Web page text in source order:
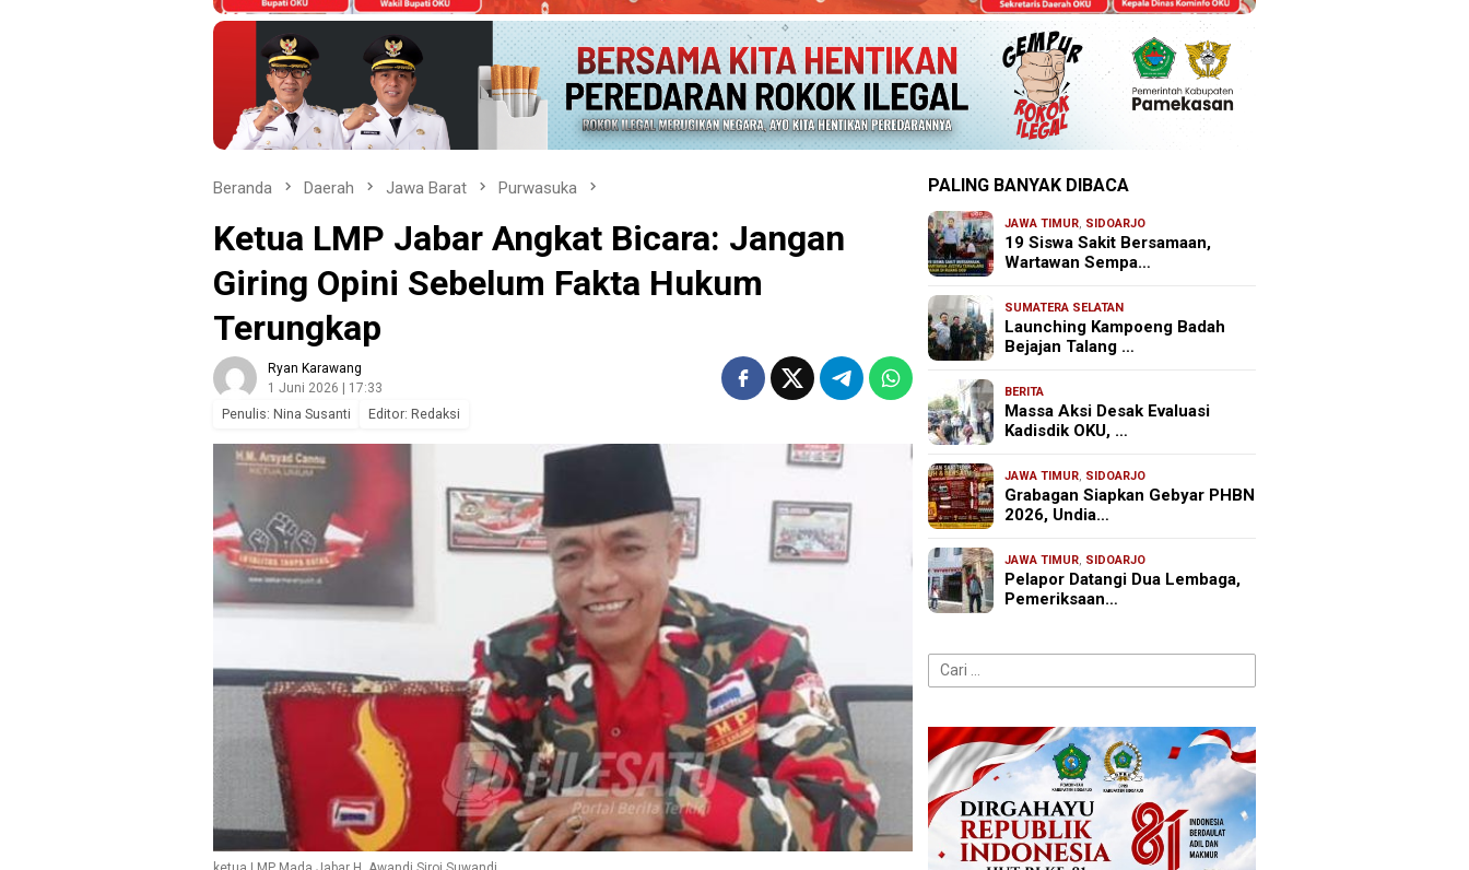
Beranda Daerah Jawa Barat Purwasuka
Ketua LMP Jabar Angkat Bicara: Jangan
Giring Opini Sebelum Fakta Hukum
Terungkap
Ryan Karawang
1 Juni 2026 | 17:33
Penulis: Nina Susanti Editor: Redaksi
PALING BANYAK DIBACA
JAWA TIMUR, SIDOARJO
19 Siswa Sakit Bersamaan,
Wartawan Sempa…
SUMATERA SELATAN
Launching Kampoeng Badah
Bejajan Talang …
BERITA
Massa Aksi Desak Evaluasi
Kadisdik OKU, …
JAWA TIMUR, SIDOARJO
Grabagan Siapkan Gebyar PHBN
2026, Undia…
JAWA TIMUR, SIDOARJO
Pelapor Datangi Dua Lembaga,
Pemeriksaan…
Cari
untuk: